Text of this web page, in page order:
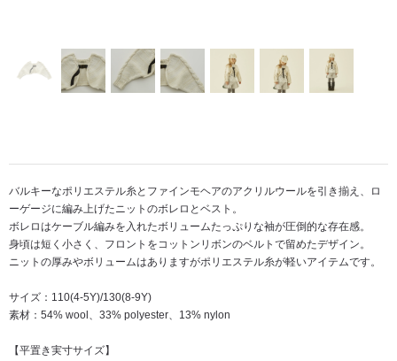
バルキーなポリエステル糸とファインモヘアのアクリルウールを引き揃え、ロ
ーゲージに編み上げたニットのボレロとベスト。
ボレロはケーブル編みを入れたボリュームたっぷりな袖が圧倒的な存在感。
身頃は短く小さく、フロントをコットンリボンのベルトで留めたデザイン。
ニットの厚みやボリュームはありますがポリエステル糸が軽いアイテムです。
サイズ：110(4-5Y)/130(8-9Y)
素材：54% wool、33% polyester、13% nylon
【平置き実寸サイズ】